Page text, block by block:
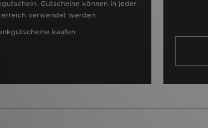
Gutscheine können in jeder
verwendet werden
kaufen